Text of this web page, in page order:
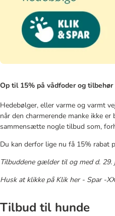
Op til 15% på vådfoder og tilbehør
Hedebølger, eller varme og varmt
når den charmerende manke ikke
sammensætte nogle tilbud som,
Du kan derfor lige nu få 15% rabat
Tilbuddene gælder til og med d. 29.
Husk at klikke på Klik her - Spar -
Tilbud til hunde